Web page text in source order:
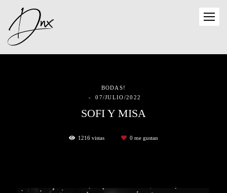
BODAS!
07/JULIO/2022
SOFI Y MISA
1216 vistas 0 me gustan